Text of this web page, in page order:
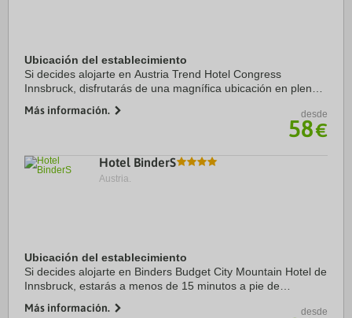
Ubicación del establecimiento
Si decides alojarte en Austria Trend Hotel Congress
Innsbruck, disfrutarás de una magnífica ubicación en pleno
min a pie de Parque Hofgarten. ...
Más información. desde
58€
Hotel BinderS
Austria.
Ubicación del establecimiento
Si decides alojarte en Binders Budget City Mountain Hotel de
Innsbruck, estarás a menos de 15 minutos a pie de
esquí se encuentra a 1,3 km de Centro ...
Más información. desde